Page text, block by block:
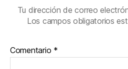
Tu dirección de correo
Los campos obligatorios
Comentario *